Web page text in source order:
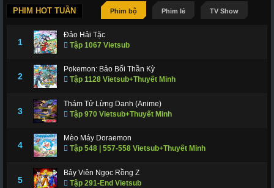
PHIM HOT TUẦN Phim bộ Phim lẻ TV Show
1
Đảo Hải Tặc
Tập 1067 Vietsub
2
Pokemon: Bảo Bối Thần Kỳ
Tập 1128 Vietsub+Thuyết Minh
3
Thám Tử Lừng Danh (Anime)
Tập 970 Vietsub+Thuyết Minh
4
Mèo Máy Doraemon
Tập 548 | 557-558 Vietsub+Thuyết Minh
5
Bảy Viên Ngọc Rồng Z
Tập 291-End Vietsub